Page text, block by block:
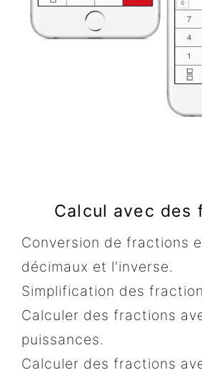
Calcul avec des
Conversion de fractions
décimaux et l'inverse.
Simplification des
Calculer des fractions
puissances.
Calculer des fractions